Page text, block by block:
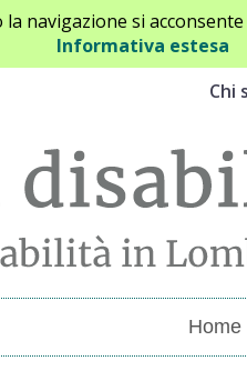
navigazione si
Informativa estesa
Chi
Home